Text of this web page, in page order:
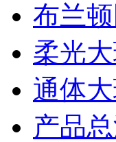
布兰
柔光
通体
产品